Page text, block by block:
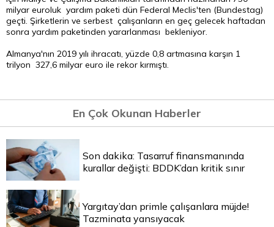
milyar euroluk yardım paketi dün Federal Meclis'ten (Bundestag)
geçti. Şirketlerin ve serbest çalışanların en geç gelecek haftadan
sonra yardım paketinden yararlanması bekleniyor.
Almanya'nın 2019 yılı ihracatı, yüzde 0,8 artmasına karşın 1
trilyon 327,6 milyar euro ile rekor kırmıştı.
En Çok Okunan Haberler
Son dakika: Tasarruf finansmanında
kurallar değişti: BDDK’dan kritik sınır
Yargıtay’dan primle çalışanlara müjde!
Tazminata yansıyacak